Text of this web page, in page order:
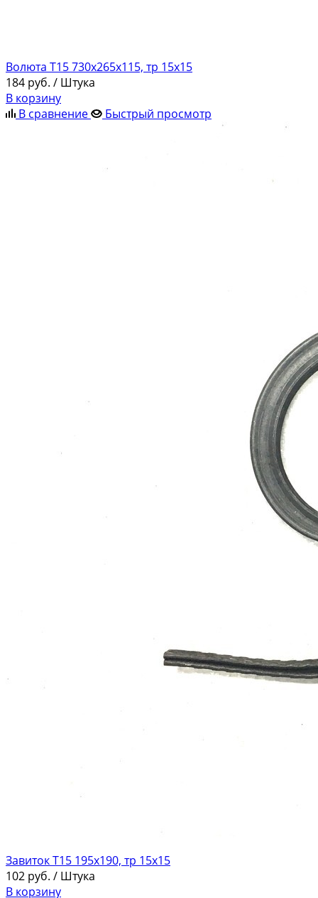
Волюта Т15 730х265х115, тр 15х15
184 руб. / Штука
В корзину
В сравнение
Быстрый просмотр
Завиток Т15 195х190, тр 15х15
102 руб. / Штука
В корзину